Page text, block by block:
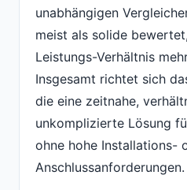
unabhängigen
meist als solide
Leistungs-Verhältnis
Insgesamt richtet sich
die eine zeitnahe,
unkomplizierte Lösung
ohne hohe Installations-
Anschlussanforderungen.